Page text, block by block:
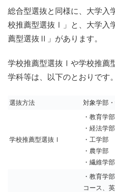
総合型選抜と同様に、大学入
校推薦型選抜Ⅰ」と、大学入
薦型選抜Ⅱ」があります。
学校推薦型選抜Ⅰや学校推薦
学科等は、以下のとおりです。
選抜方法 対象学部
学校推薦型選抜Ⅰ
・教育学
・経法学部
・工学部
・農学部
・繊維学部
・教育学
コース、